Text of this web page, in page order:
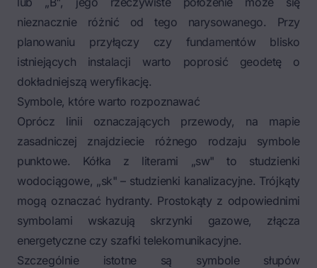
nieznacznie różnić od tego narysowanego. Przy
planowaniu przyłączy czy fundamentów blisko
istniejących instalacji warto poprosić geodetę o
dokładniejszą weryfikację.
Symbole, które warto rozpoznawać
Oprócz linii oznaczających przewody, na mapie
zasadniczej znajdziecie różnego rodzaju symbole
punktowe. Kółka z literami „sw" to studzienki
wodociągowe, „sk" – studzienki kanalizacyjne. Trójkąty
mogą oznaczać hydranty. Prostokąty z odpowiednimi
symbolami wskazują skrzynki gazowe, złącza
energetyczne czy szafki telekomunikacyjne.
Szczególnie istotne są symbole słupów